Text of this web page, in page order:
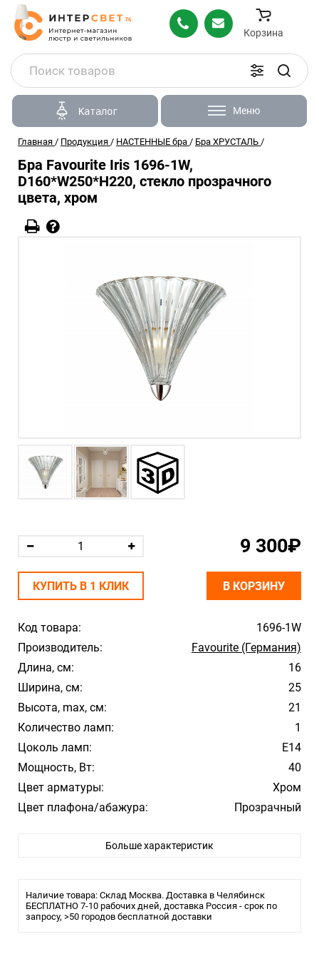
Корзина
Каталог Меню
Главная / Продукция / НАСТЕННЫЕ бра / Бра ХРУСТАЛЬ /
Бра Favourite Iris 1696-1W,
D160*W250*H220, стекло прозрачного
цвета, хром
Код товара:
1696-1W
Производитель:
Favourite (Германия)
Длина, см:
16
Ширина, см:
25
Высота, max, см:
21
Количество ламп:
1
Цоколь ламп:
E14
Мощность, Вт:
40
Цвет арматуры:
Хром
Цвет плафона/абажура:
Прозрачный
Размеры (мм)
Длина 160
Больше характеристик
Наличие товара: Склад Москва. Доставка в Челябинск
БЕСПЛАТНО 7-10 рабочих дней, доставка Россия - срок по
запросу, >50 городов бесплатной доставки
9 300₽
КУПИТЬ В 1 КЛИК В КОРЗИНУ